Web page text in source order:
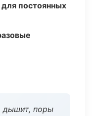
постоянных
дышит, поры